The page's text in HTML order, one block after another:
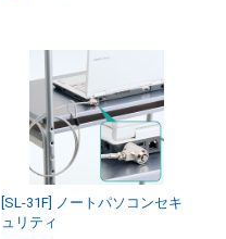
[SL-31F] ノートパソコンセキ
ュリティ